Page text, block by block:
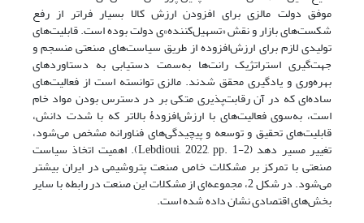
موفق دولت مالزی برای افزودن ارزش کالا بسیار فراتر از رفع
شکست‌های بازار و نقش «تسهیل‌کننده»ی دولت بوده است. قابلیت‌های
تولیدی لازم برای ارزش‌افزوده از طریق سیاست‌های صنعتی منسجم و
جهت‌گیری استراتژیک رانت‌ها به‌سمت دستیابی به دستاوردهای
بهره‌وری و یادگیری محقق شدند. مالزی توانسته است از فعالیت‌های
ساده‌ای که در آن رقابت‌پذیری متکی بر در دسترس بودن مواد خام
است، به‌سوی فعالیت‌های با ارزش‌افزودۀ بالاتر که با شدت دانش،
قابلیت‌های تحقیق و توسعه و پیچیدگی‌های فناورانه مشخص می‌شود،
تغییر مسیر دهد ‏(Lebdioui, 2022, pp. 1-2). اهمیت اتخاذ سیاست
صنعتی با تمرکز بر مشکلات خاص صنعت پتروشیمی در ایران بیشتر
می‌شود. در شکل 2، مجموعه‌ای از مشکلات این صنعت در رابطه با سایر
بخش‌های اقتصادی نشان داده شده است.